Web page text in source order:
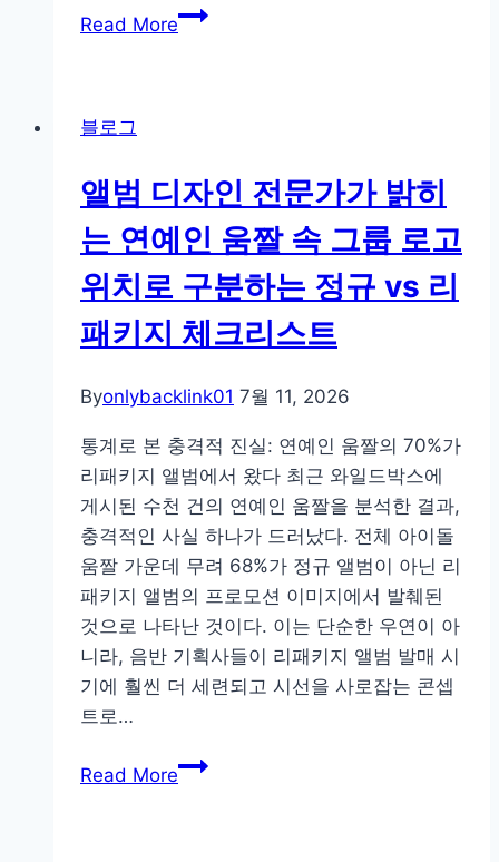
Read More예
위
한
GEO-
AEO
공
통
맷:
Perplexity,
ChatGPT,
구
글
AI
오
버
뷰
한
대
블로그
앨범 디자인 전문가가 밝히
는 연예인 움짤 속 그룹 로고
위치로 구분하는 정규 vs 리
패키지 체크리스트
Byonlybacklink01 7월 11, 2026
통계로 본 충격적 진실: 연예인 움짤의 70%가
리패키지 앨범에서 왔다 최근 와일드박스에
게시된 수천 건의 연예인 움짤을 분석한 결과,
충격적인 사실 하나가 드러났다. 전체 아이돌
움짤 가운데 무려 68%가 정규 앨범이 아닌 리
패키지 앨범의 프로모션 이미지에서 발췌된
것으로 나타난 것이다. 이는 단순한 우연이 아
니라, 음반 기획사들이 리패키지 앨범 발매 시
기에 훨씬 더 세련되고 시선을 사로잡는 콘셉
트로…
Read More앨